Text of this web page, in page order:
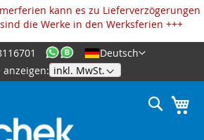
kann es zu Lieferverzögerungen
die Werke in den Werksferien +++
Zum
Inhalt
Deutsch
anzeigen:
Suche